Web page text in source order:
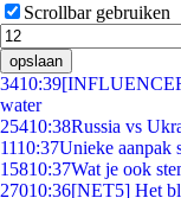
Scrollbar gebruiken
opslaan
3410:39
water
25410:38Russia vs
1110:37Unieke aanpak
15810:37Wat je ook
27010:36[NET5] Het